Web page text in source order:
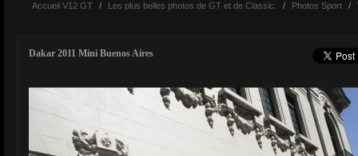
Accueil V12 GT / Les plus belles photos de GT et de Classic. / Photos Sport /
Dakar 2011 Mini Buenos Aires